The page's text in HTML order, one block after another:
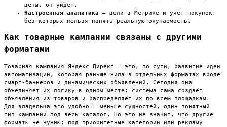
цены, он уйдёт.
Настроенная аналитика — цели в Метрике и учёт покупок,
без которых нельзя понять реальную окупаемость.
Как товарные кампании связаны с другими
форматами
Товарная кампания Яндекс Директ — это, по сути, развитие идеи
автоматизации, которая раньше жила в отдельных форматах вроде
смарт-баннеров и динамических объявлений. Сегодня она
объединяет их логику в одном месте: система сама создаёт
объявления из товаров и распределяет их по всем площадкам.
Для владельца это удобно — меньше сущностей, один понятный
тип кампании под весь каталог. Но это не значит, что другие
форматы не нужны: под приоритетные категории или рекламу